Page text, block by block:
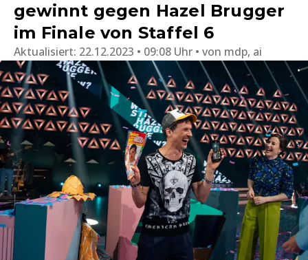
gewinnt gegen Hazel Brugger
im Finale von Staffel 6
Aktualisiert: 22.12.2023 • 09:08 Uhr von mdp, ai